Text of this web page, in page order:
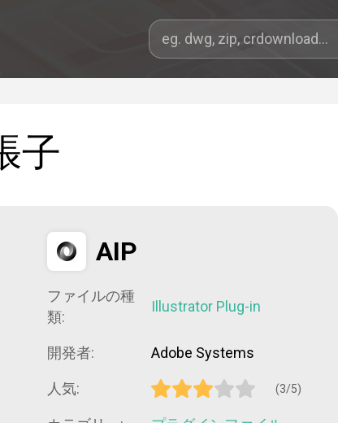
子
AIP
ファイルの種
類:
Illustrator Plug-in
開発者: Adobe Systems
人気: (3/5)